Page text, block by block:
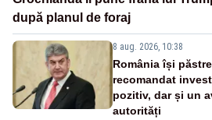
după planul de foraj
8 aug. 2026, 10:38
România își
recomandat
pozitiv, dar și un
autorități